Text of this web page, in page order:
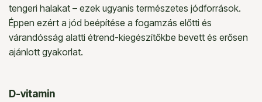
tengeri halakat – ezek ugyanis természetes jódforrások.
Éppen ezért a jód beépítése a fogamzás előtti és
várandósság alatti étrend-kiegészítőkbe bevett és erősen
ajánlott gyakorlat.
D-vitamin